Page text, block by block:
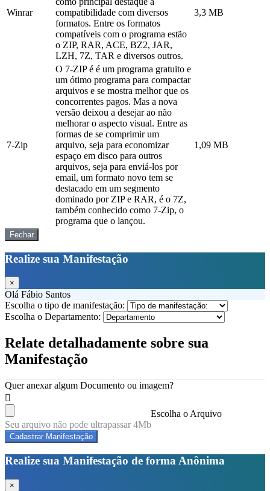
Winrar
compatibilidade com diversos
formatos. Entre os formatos
compatíveis com o programa estão
o ZIP, RAR, ACE, BZ2, JAR,
LZH, 7Z, TAR e diversos outros.
3,3 MB
7-Zip
O 7-ZIP é é um programa gratuito e
um ótimo programa para compactar
arquivos e se mostra melhor que os
concorrentes pagos. Mas a nova
versão deixou a desejar ao não
melhorar o aspecto visual. Entre as
formas de se comprimir um
arquivo, seja para economizar
espaço em disco para outros
arquivos, seja para enviá-los por
email, um formato novo tem se
destacado em um segmento
dominado por ZIP e RAR, é o 7Z,
também conhecido como 7-Zip, o
programa que o lançou.
1,09 MB
Fechar
Realize sua Manifestação
×
Olá Fábio Santos
Escolha o tipo de manifestação:
Escolha o Departamento:
Relate detalhadamente sobre sua
Manifestação
Quer anexar algum Documento ou imagem?
Escolha o Arquivo
Seu arquivo não pode ultrapassar 4Mb
Cadastrar Manifestação
Realize sua Manifestação de forma Anônima
×